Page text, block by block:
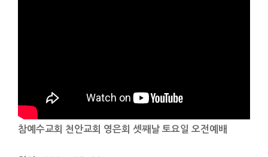
참예수교회 천안교회 영은회 셋째날 토요일 오전예배